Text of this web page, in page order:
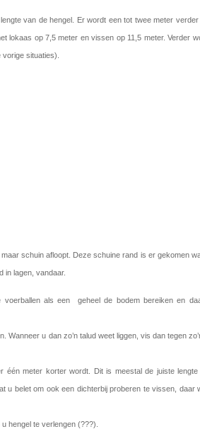
van de hengel. Er wordt een tot twee meter
lokaas op 7,5 meter en vissen op 11,5 meter. Verder
situaties).
schuin afloopt. Deze schuine rand is er gekomen
in lagen, vandaar.
als een geheel de bodem bereiken en
u dan zo’n talud weet liggen, vis dan tegen
één meter korter wordt. Dit is meestal de juiste
u belet om ook een dichterbij proberen te vissen, daar
hengel te verlengen (???).